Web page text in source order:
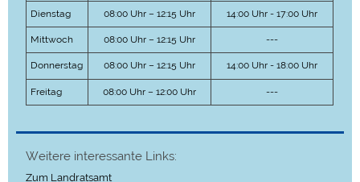
Dienstag 08:00 Uhr – 12:15 Uhr 14:00 Uhr - 17:00 Uhr
Mittwoch 08:00 Uhr – 12:15 Uhr ---
Donnerstag 08:00 Uhr – 12:15 Uhr 14:00 Uhr - 18:00 Uhr
Freitag 08:00 Uhr – 12:00 Uhr ---
Weitere interessante Links:
Zum Landratsamt